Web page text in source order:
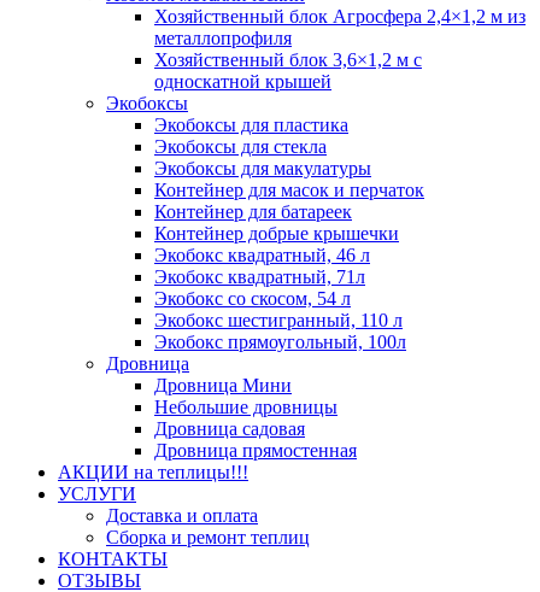
Хозяйственный блок Агросфера 2,4×1,2 м из
металлопрофиля
Хозяйственный блок 3,6×1,2 м с
односкатной крышей
Экобоксы
Экобоксы для пластика
Экобоксы для стекла
Экобоксы для макулатуры
Контейнер для масок и перчаток
Контейнер для батареек
Контейнер добрые крышечки
Экобокс квадратный, 46 л
Экобокс квадратный, 71л
Экобокс со скосом, 54 л
Экобокс шестигранный, 110 л
Экобокс прямоугольный, 100л
Дровница
Дровница Мини
Небольшие дровницы
Дровница садовая
Дровница прямостенная
АКЦИИ на теплицы!!!
УСЛУГИ
Доставка и оплата
Сборка и ремонт теплиц
КОНТАКТЫ
ОТЗЫВЫ